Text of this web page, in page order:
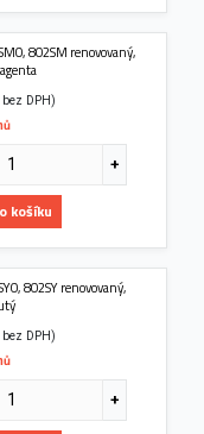
802SM renovovaný,
DPH)
košíku
802SY renovovaný,
DPH)